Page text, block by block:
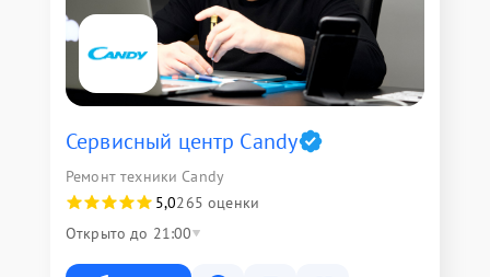
Сервисный центр Candy
Ремонт техники Candy
5,0265 оценки
Открыто до 21:00